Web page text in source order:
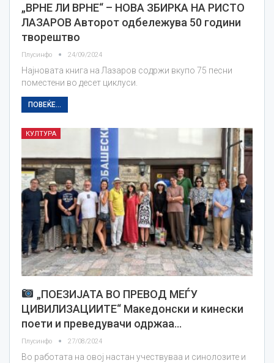
„ВРНЕ ЛИ ВРНЕ“ – НОВА ЗБИРКА НА РИСТО
ЛАЗАРОВ Авторот одбележува 50 години
творештво
Плусинфо 24/09/2024
Најновата книга на Лазаров содржи вкупо 75 песни
поместени во десет циклуси.
ПОВЕЌЕ...
КУЛТУРА
„ПОЕЗИЈАТА ВО ПРЕВОД МЕЃУ
ЦИВИЛИЗАЦИИТЕ“ Македонски и кинески
поети и преведувачи одржаа…
Плусинфо 27/08/2024
Во работата на овој настан учествуваа и синолозите и